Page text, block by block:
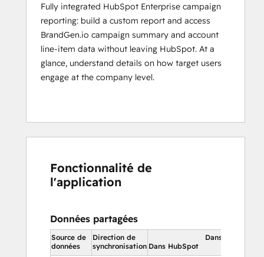
Fully integrated HubSpot Enterprise campaign
reporting: build a custom report and access
BrandGen.io campaign summary and account
line-item data without leaving HubSpot. At a
glance, understand details on how target users
engage at the company level.
Fonctionnalité de
l'application
Données partagées
Source de
données
Direction de
synchronisation
Dans HubSpot
Dans HubSpot